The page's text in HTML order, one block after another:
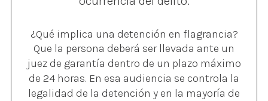
¿Qué implica una detención en flagrancia?
Que la persona deberá ser llevada ante un
juez de garantía dentro de un plazo máximo
de 24 horas. En esa audiencia se controla la
legalidad de la detención y en la mayoría de